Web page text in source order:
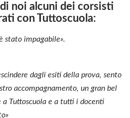
noi alcuni dei corsisti
con Tuttoscuola:
stato impagabile».
dagli esiti della prova, sento
accompagnamento, un gran bel
a Tuttoscuola e a tutti i docenti